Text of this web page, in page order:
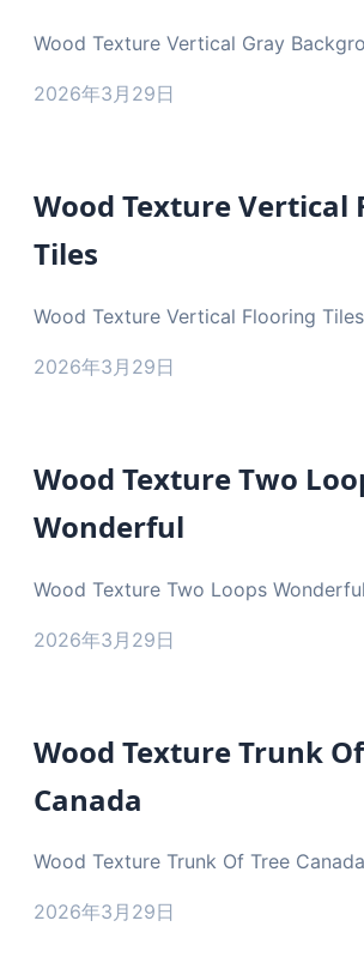
Wood Texture Vertical Gray
2026年3月29日
Wood Texture Vertical
Tiles
Wood Texture Vertical Flooring Tiles
2026年3月29日
Wood Texture Two
Wonderful
Wood Texture Two Loops Wonderful
2026年3月29日
Wood Texture Trunk
Canada
Wood Texture Trunk Of Tree Canada
2026年3月29日